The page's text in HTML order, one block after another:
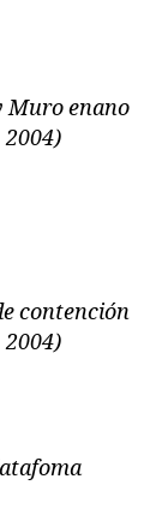
Muro enano
contención